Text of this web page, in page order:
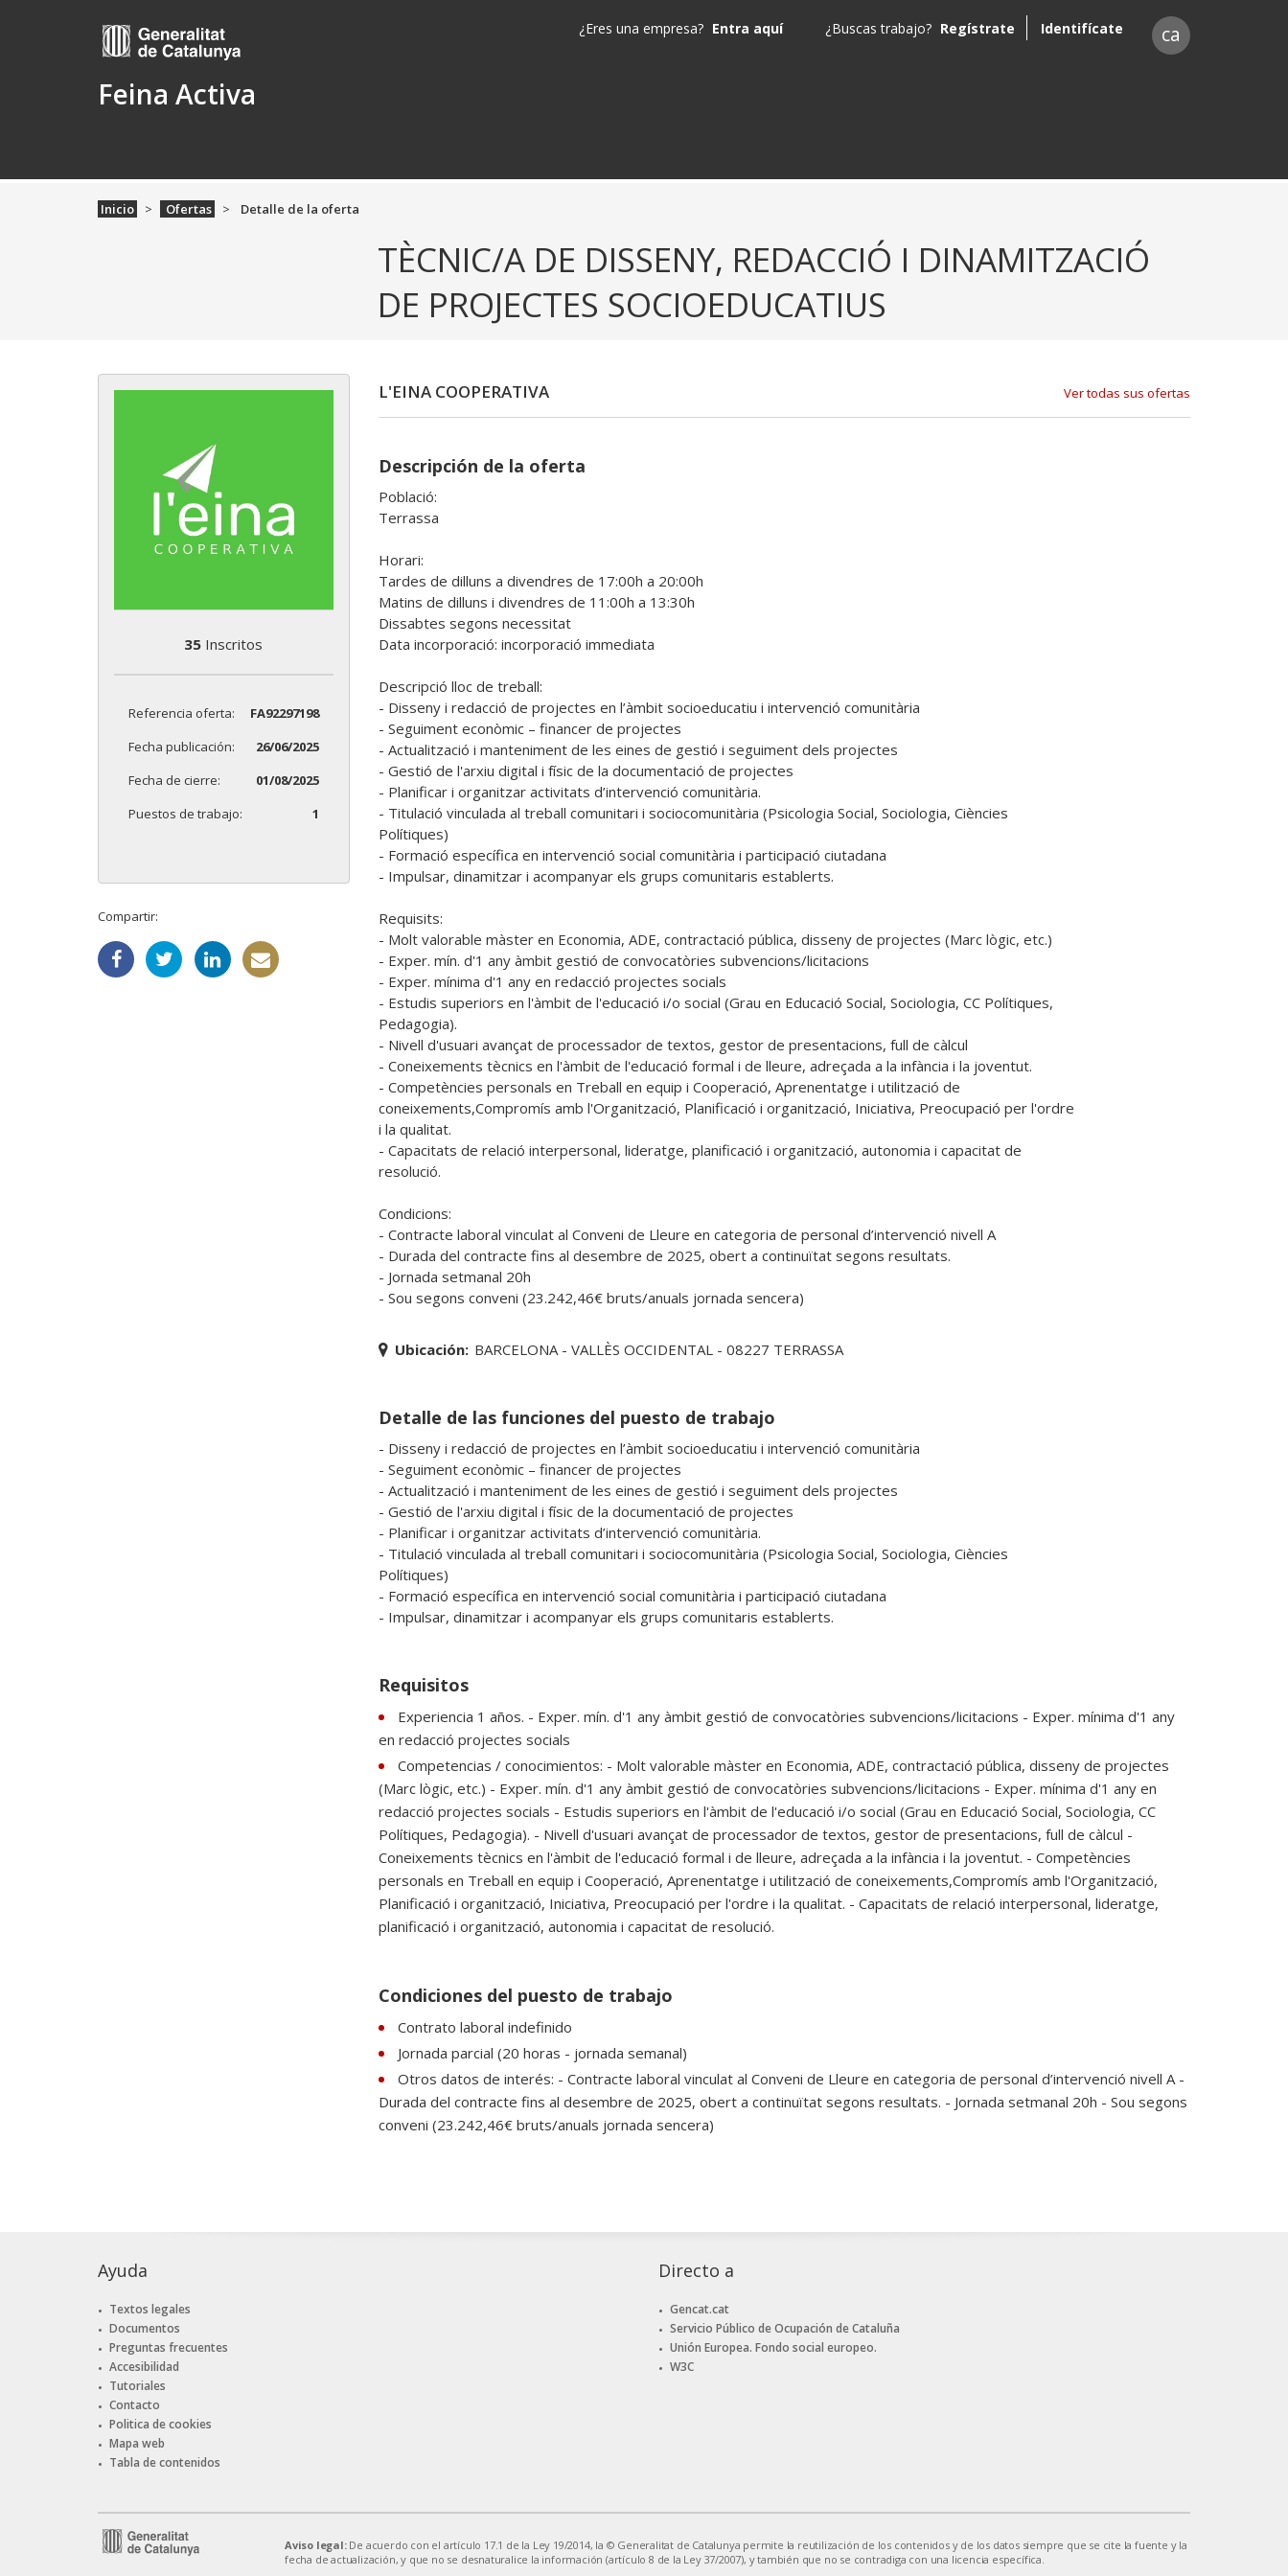
Feina Activa
¿Eres una empresa? Entra aquí ¿Buscas trabajo? Regístrate Identifícate ca
Inicio Ofertas Detalle de la oferta
TÈCNIC/A DE DISSENY, REDACCIÓ I DINAMITZACIÓ
DE PROJECTES SOCIOEDUCATIUS
35 Inscritos
Referencia oferta:
FA92297198
Fecha publicación:
26/06/2025
Fecha de cierre:
01/08/2025
Puestos de trabajo:
1
Compartir:
L'EINA COOPERATIVA Ver todas sus ofertas
Descripción de la oferta
Població:
Terrassa
Horari:
Tardes de dilluns a divendres de 17:00h a 20:00h
Matins de dilluns i divendres de 11:00h a 13:30h
Dissabtes segons necessitat
Data incorporació: incorporació immediata
Descripció lloc de treball:
- Disseny i redacció de projectes en l’àmbit socioeducatiu i intervenció comunitària
- Seguiment econòmic – financer de projectes
- Actualització i manteniment de les eines de gestió i seguiment dels projectes
- Gestió de l'arxiu digital i físic de la documentació de projectes
- Planificar i organitzar activitats d’intervenció comunitària.
- Titulació vinculada al treball comunitari i sociocomunitària (Psicologia Social, Sociologia, Ciències
Polítiques)
- Formació específica en intervenció social comunitària i participació ciutadana
- Impulsar, dinamitzar i acompanyar els grups comunitaris establerts.
Requisits:
- Molt valorable màster en Economia, ADE, contractació pública, disseny de projectes (Marc lògic, etc.)
- Exper. mín. d'1 any àmbit gestió de convocatòries subvencions/licitacions
- Exper. mínima d'1 any en redacció projectes socials
- Estudis superiors en l'àmbit de l'educació i/o social (Grau en Educació Social, Sociologia, CC Polítiques,
Pedagogia).
- Nivell d'usuari avançat de processador de textos, gestor de presentacions, full de càlcul
- Coneixements tècnics en l'àmbit de l'educació formal i de lleure, adreçada a la infància i la joventut.
- Competències personals en Treball en equip i Cooperació, Aprenentatge i utilització de
coneixements,Compromís amb l'Organització, Planificació i organització, Iniciativa, Preocupació per l'ordre
i la qualitat.
- Capacitats de relació interpersonal, lideratge, planificació i organització, autonomia i capacitat de
resolució.
Condicions:
- Contracte laboral vinculat al Conveni de Lleure en categoria de personal d’intervenció nivell A
- Durada del contracte fins al desembre de 2025, obert a continuïtat segons resultats.
- Jornada setmanal 20h
- Sou segons conveni (23.242,46€ bruts/anuals jornada sencera)
Ubicación: BARCELONA - VALLÈS OCCIDENTAL - 08227 TERRASSA
Detalle de las funciones del puesto de trabajo
- Disseny i redacció de projectes en l’àmbit socioeducatiu i intervenció comunitària
- Seguiment econòmic – financer de projectes
- Actualització i manteniment de les eines de gestió i seguiment dels projectes
- Gestió de l'arxiu digital i físic de la documentació de projectes
- Planificar i organitzar activitats d’intervenció comunitària.
- Titulació vinculada al treball comunitari i sociocomunitària (Psicologia Social, Sociologia, Ciències
Polítiques)
- Formació específica en intervenció social comunitària i participació ciutadana
- Impulsar, dinamitzar i acompanyar els grups comunitaris establerts.
Requisitos
Experiencia 1 años. - Exper. mín. d'1 any àmbit gestió de convocatòries subvencions/licitacions - Exper. mínima d'1 any
en redacció projectes socials
Competencias / conocimientos: - Molt valorable màster en Economia, ADE, contractació pública, disseny de projectes
(Marc lògic, etc.) - Exper. mín. d'1 any àmbit gestió de convocatòries subvencions/licitacions - Exper. mínima d'1 any en
redacció projectes socials - Estudis superiors en l'àmbit de l'educació i/o social (Grau en Educació Social, Sociologia, CC
Polítiques, Pedagogia). - Nivell d'usuari avançat de processador de textos, gestor de presentacions, full de càlcul -
Coneixements tècnics en l'àmbit de l'educació formal i de lleure, adreçada a la infància i la joventut. - Competències
personals en Treball en equip i Cooperació, Aprenentatge i utilització de coneixements,Compromís amb l'Organització,
Planificació i organització, Iniciativa, Preocupació per l'ordre i la qualitat. - Capacitats de relació interpersonal, lideratge,
planificació i organització, autonomia i capacitat de resolució.
Condiciones del puesto de trabajo
Contrato laboral indefinido
Jornada parcial (20 horas - jornada semanal)
Otros datos de interés: - Contracte laboral vinculat al Conveni de Lleure en categoria de personal d’intervenció nivell A -
Durada del contracte fins al desembre de 2025, obert a continuïtat segons resultats. - Jornada setmanal 20h - Sou segons
conveni (23.242,46€ bruts/anuals jornada sencera)
Ayuda
Textos legales
Documentos
Preguntas frecuentes
Accesibilidad
Tutoriales
Contacto
Politica de cookies
Mapa web
Tabla de contenidos
Directo a
Gencat.cat
Servicio Público de Ocupación de Cataluña
Unión Europea. Fondo social europeo.
W3C
Aviso legal:De acuerdo con el artículo 17.1 de la Ley 19/2014, la © Generalitat de Catalunya permite la reutilización de los contenidos y de los datos siempre que se cite la fuente y la
fecha de actualización, y que no se desnaturalice la información (artículo 8 de la Ley 37/2007), y también que no se contradiga con una licencia específica.